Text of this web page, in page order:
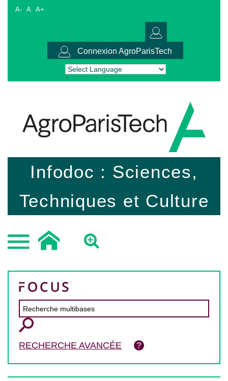
A- A A+
Connexion AgroParisTech
Powered by Translate
Infodoc : Sciences,
Techniques et Culture
RECHERCHE AVANCÉE